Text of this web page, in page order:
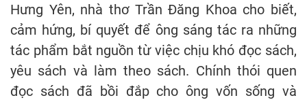
Hưng Yên, nhà thơ Trần Đăng Khoa cho biết,
cảm hứng, bí quyết để ông sáng tác ra những
tác phẩm bắt nguồn từ việc chịu khó đọc sách,
yêu sách và làm theo sách. Chính thói quen
đọc sách đã bồi đắp cho ông vốn sống và